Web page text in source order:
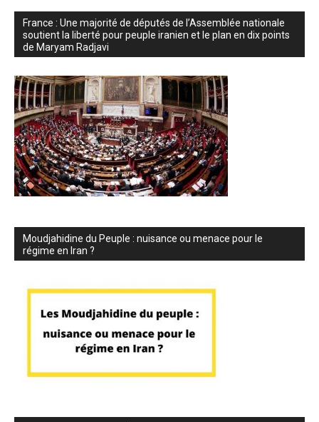
France : Une majorité de députés de l’Assemblée nationale
soutient la liberté pour peuple iranien et le plan en dix points
de Maryam Radjavi
Moudjahidine du Peuple : nuisance ou menace pour le
régime en Iran ?